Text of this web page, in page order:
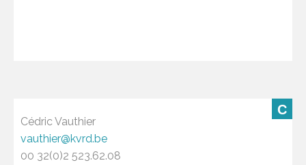
Cédric Vauthier
vauthier@kvrd.be
00 32(0)2 523.62.08
C